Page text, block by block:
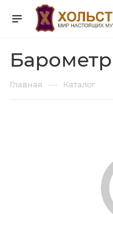
Главная — Каталог